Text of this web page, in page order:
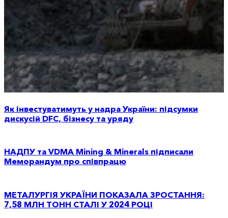
Як інвестуватимуть у надра України: підсумки
дискусій DFC, бізнесу та уряду
НАДПУ та VDMA Mining & Minerals підписали
Меморандум про співпрацю
МЕТАЛУРГІЯ УКРАЇНИ ПОКАЗАЛА ЗРОСТАННЯ:
7,58 МЛН ТОНН СТАЛІ У 2024 РОЦІ